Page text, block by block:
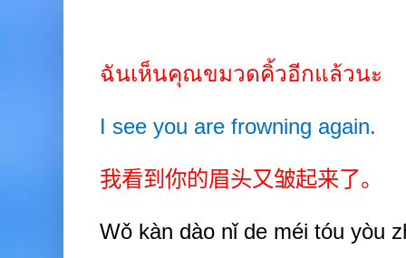
ฉันเห็นคุณขมวดคิ้วอีกแล้วนะ
I see you are frowning again.
我看到你的眉头又皱起来了。
Wǒ kàn dào nǐ de méi tóu yòu